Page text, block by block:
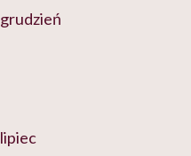
grudzień
lipiec